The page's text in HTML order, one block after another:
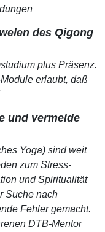
des Qigong
plus Präsenz.
erlaubt, daß
und vermeide
Yoga) sind weit
zum Stress-
und Spiritualität
Suche nach
Fehler gemacht.
DTB-Mentor